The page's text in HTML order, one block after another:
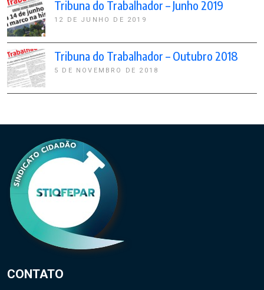
Tribuna do Trabalhador – Junho 2019
12 DE JUNHO DE 2019
Tribuna do Trabalhador – Outubro 2018
5 DE NOVEMBRO DE 2018
CONTATO